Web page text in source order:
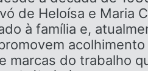
de Heloísa e Maria
à família e,
marcas do trabalho